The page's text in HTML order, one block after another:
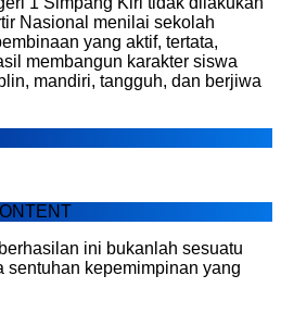
Nasional menilai sekolah
yang aktif, tertata,
membangun karakter siswa
mandiri, tangguh, dan berjiwa
ini bukanlah sesuatu
sentuhan kepemimpinan yang